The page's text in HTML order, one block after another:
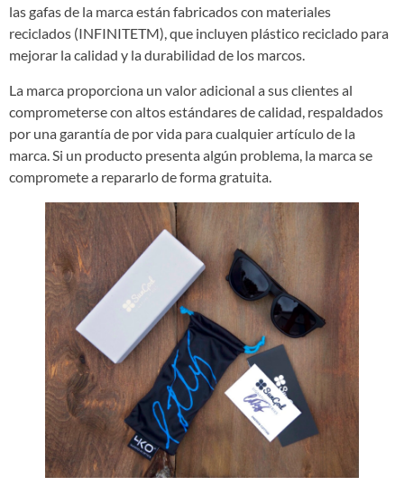
las gafas de la marca están fabricados con materiales
reciclados (INFINITETM), que incluyen plástico reciclado para
mejorar la calidad y la durabilidad de los marcos.
La marca proporciona un valor adicional a sus clientes al
comprometerse con altos estándares de calidad, respaldados
por una garantía de por vida para cualquier artículo de la
marca. Si un producto presenta algún problema, la marca se
compromete a repararlo de forma gratuita.